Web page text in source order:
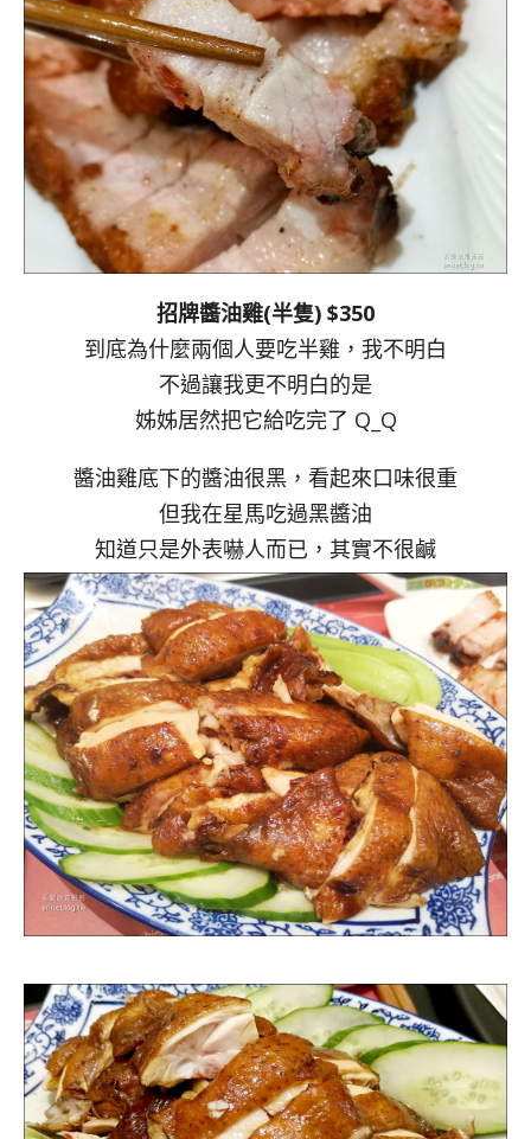
招牌醬油雞(半隻) $350
到底為什麼兩個人要吃半雞，我不明白
不過讓我更不明白的是
姊姊居然把它給吃完了 Q_Q
醬油雞底下的醬油很黑，看起來口味很重
但我在星馬吃過黑醬油
知道只是外表嚇人而已，其實不很鹹